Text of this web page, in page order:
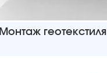
Монтаж геотекстиля